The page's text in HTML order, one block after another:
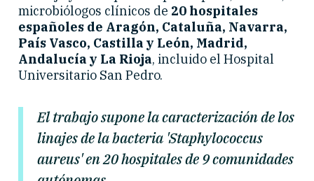
microbiólogos clínicos de 20 hospitales
españoles de Aragón, Cataluña, Navarra,
País Vasco, Castilla y León, Madrid,
Andalucía y La Rioja, incluido el Hospital
Universitario San Pedro.
El trabajo supone la caracterización de los
linajes de la bacteria 'Staphylococcus
aureus' en 20 hospitales de 9 comunidades